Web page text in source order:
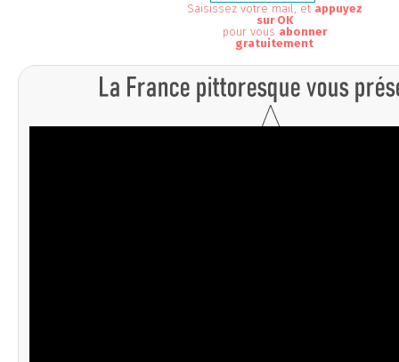
Saisissez votre mail, et appuyez
sur OK
pour vous abonner
gratuitement